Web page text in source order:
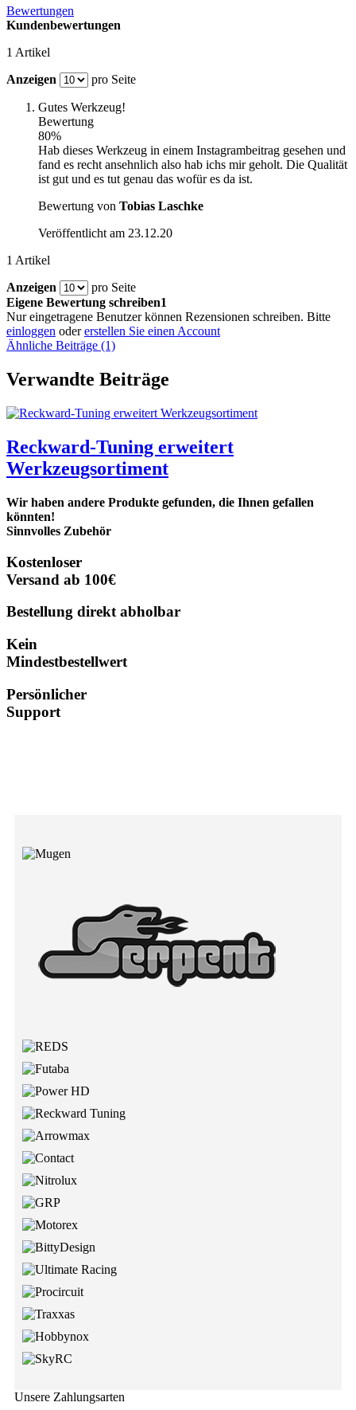
Bewertungen
Kundenbewertungen
1 Artikel
Anzeigen
pro Seite
Gutes Werkzeug!
Bewertung
80%
Hab dieses Werkzeug in einem Instagrambeitrag gesehen und
fand es recht ansehnlich also hab ichs mir geholt. Die Qualität
ist gut und es tut genau das wofür es da ist.
Bewertung von Tobias Laschke
Veröffentlicht am 23.12.20
1 Artikel
Anzeigen
pro Seite
Eigene Bewertung schreiben1
Nur eingetragene Benutzer können Rezensionen schreiben. Bitte
einloggen odererstellen Sie einen Account
Ähnliche Beiträge (1)
Verwandte Beiträge
Reckward-Tuning erweitert
Werkzeugsortiment
Wir haben andere Produkte gefunden, die Ihnen gefallen
könnten!
Sinnvolles Zubehör
Kostenloser
Versand ab 100€
Bestellung direkt abholbar
Kein
Mindestbestellwert
Persönlicher
Support
Unsere Zahlungsarten